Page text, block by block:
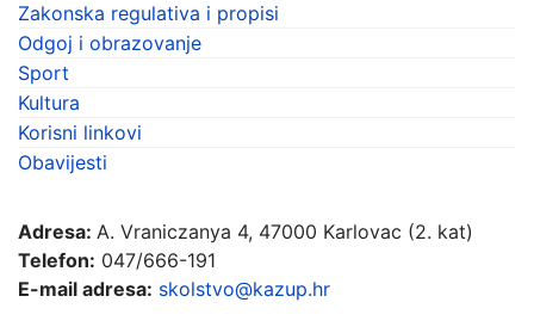
Zakonska regulativa i propisi
Odgoj i obrazovanje
Sport
Kultura
Korisni linkovi
Obavijesti
Adresa: A. Vraniczanya 4, 47000 Karlovac (2. kat)
Telefon: 047/666-191
E-mail adresa: skolstvo@kazup.hr